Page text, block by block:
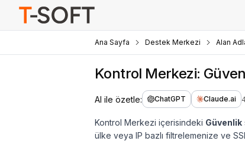
Ana Sayfa Destek Merkezi Alan
Kontrol Merkezi:
AI ile özetle: ChatGPT Claude.ai
Kontrol Merkezi içerisindeki Güvenlik
ülke veya IP bazlı filtrelemenize ve